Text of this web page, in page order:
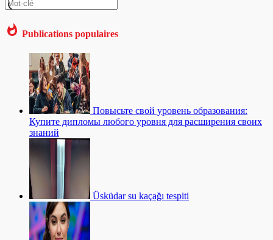
Publications populaires
Повысьте свой уровень образования:
Купите дипломы любого уровня для расширения своих
знаний
Üsküdar su kaçağı tespiti